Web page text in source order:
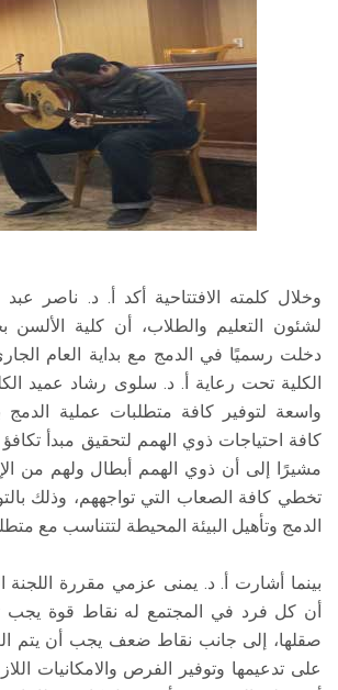
وخلال كلمته الافتتاحية أكد أ. د. ناصر عبد
لشئون التعليم والطلاب، أن كلية
دخلت رسميًا في الدمج مع بداية العام
الكلية تحت رعاية أ. د. سلوى رشاد عميد
واسعة لتوفير كافة متطلبات عملية الدمج
كافة احتياجات ذوي الهمم لتحقيق مبدأ
مشيرًا إلى أن ذوي الهمم أبطال ولهم من
تخطي كافة الصعاب التي تواجههم، وذلك
الدمج وتأهيل البيئة المحيطة لتتناسب مع
بينما أشارت أ. د. يمنى عزمي مقررة اللجنة
أن كل فرد في المجتمع له نقاط قوة يجب
صقلها، إلى جانب نقاط ضعف يجب أن يتم
على تدعيمها وتوفير الفرص والامكانيات